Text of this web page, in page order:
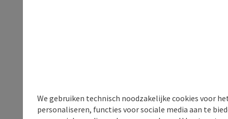
We gebruiken technisch noodzakelijke cookies voor
personaliseren, functies voor sociale media aan te